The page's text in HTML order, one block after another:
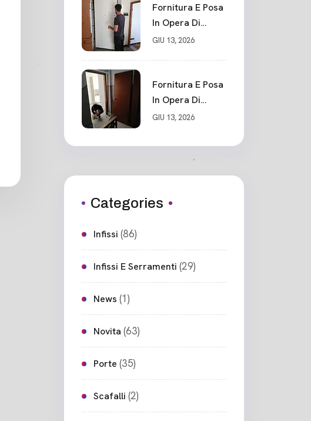
Fornitura E Posa
In Opera Di
Nuovo Portone
Cadimare
GIU 13, 2026
Fornitura E Posa
In Opera Di
Nuovo Portone
Ceparana
GIU 13, 2026
Categories
Infissi (86)
Infissi E Serramenti (29)
News (1)
Novita (63)
Porte (35)
Scafalli (2)